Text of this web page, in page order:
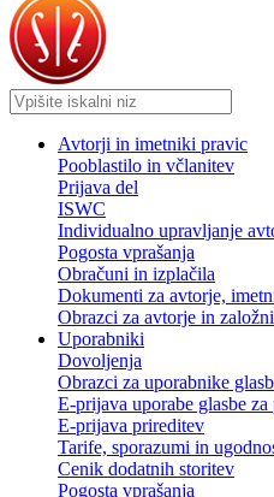
Avtorji in imetniki pravic
Pooblastilo in včlanitev
Prijava del
ISWC
Individualno upravljanje
Pogosta vprašanja
Obračuni in izplačila
Dokumenti za avtorje,
Obrazci za avtorje in
Uporabniki
Dovoljenja
Obrazci za uporabnike
E-prijava uporabe glasbe za
E-prijava prireditev
Tarife, sporazumi in
Cenik dodatnih storitev
Pogosta vprašanja